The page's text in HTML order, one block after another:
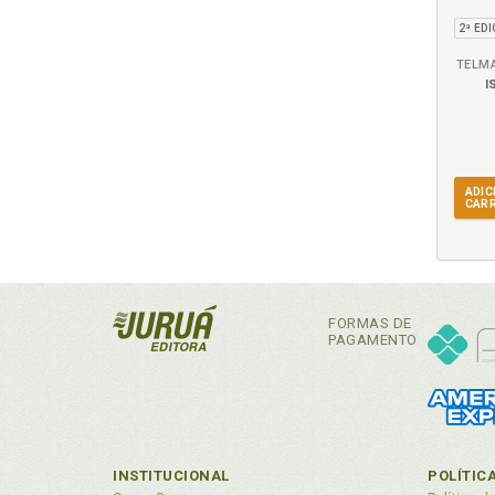
FORMAS DE
PAGAMENTO
INSTITUCIONAL